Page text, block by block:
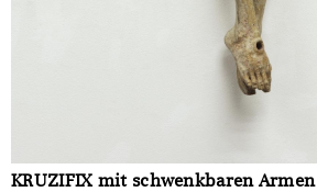
KRUZIFIX mit schwenkbaren Armen